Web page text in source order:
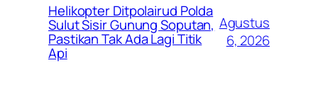
Helikopter Ditpolairud Polda
Sulut Sisir Gunung Soputan,
Pastikan Tak Ada Lagi Titik
Api
Agustus
6, 2026